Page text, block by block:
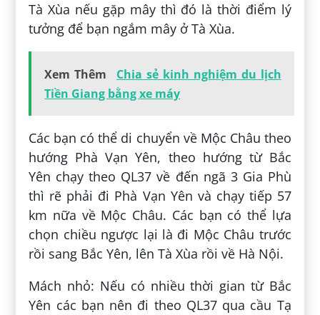
Tà Xùa nếu gặp mây thì đó là thời điểm lý
tưởng để bạn ngắm mây ở Tà Xùa.
Xem Thêm
Chia sẻ kinh nghiệm du lịch
Tiền Giang bằng xe máy
Các bạn có thể di chuyển về Mộc Châu theo
hướng Phà Vạn Yên, theo hướng từ Bắc
Yên chạy theo QL37 về đến ngã 3 Gia Phù
thì rẽ phải đi Phà Vạn Yên và chạy tiếp 57
km nữa về Mộc Châu. Các bạn có thể lựa
chọn chiều ngược lại là đi Mộc Châu trước
rồi sang Bắc Yên, lên Tà Xùa rồi về Hà Nội.
Mách nhỏ: Nếu có nhiều thời gian từ Bắc
Yên các bạn nên đi theo QL37 qua cầu Tạ